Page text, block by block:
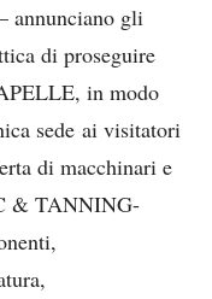
annunciano gli
di proseguire
in modo
sede ai visitatori
di macchinari e
& TANNING-